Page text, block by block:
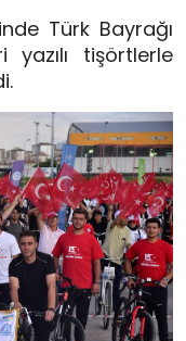
Türk Bayrağı
tişörtlerle